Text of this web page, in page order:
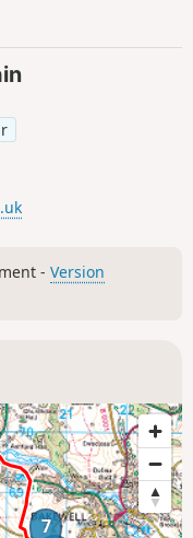
-Version
7